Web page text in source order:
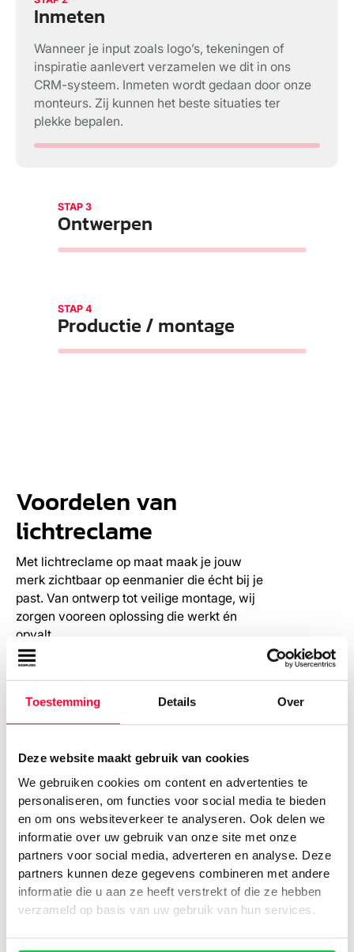
Toestemming Details Over
Deze website maakt gebruik van cookies
We gebruiken cookies om content en advertenties te
personaliseren, om functies voor social media te bieden
en om ons websiteverkeer te analyseren. Ook delen we
informatie over uw gebruik van onze site met onze
partners voor social media, adverteren en analyse. Deze
partners kunnen deze gegevens combineren met andere
informatie die u aan ze heeft verstrekt of die ze hebben
verzameld op basis van uw gebruik van hun services.
Inmeten
Wanneer je input zoals logo’s, tekeningen of
inspiratie aanlevert verzamelen we dit in ons
CRM-systeem. Inmeten wordt gedaan door onze
monteurs. Zij kunnen het beste situaties ter
plekke bepalen.
STAP 3
Ontwerpen
STAP 4
Productie / montage
Voordelen van
lichtreclame
Met lichtreclame op maat maak je jouw
merk zichtbaar op eenmanier die écht bij je
past. Van ontwerp tot veilige montage, wij
zorgen vooreen oplossing die werkt én
opvalt.
Vraag adviesgesprek aan
1.Perfect afgestemd op jouw
merk
Of je nu kiest voor neon, doosletters of een
lichtbak: we denken mee in ontwerp,
materiaal en uitvoering zodat alles klopt met
jouw huisstijl en uitstraling.
2.Maximale zichtbaarheid, dag
en nacht